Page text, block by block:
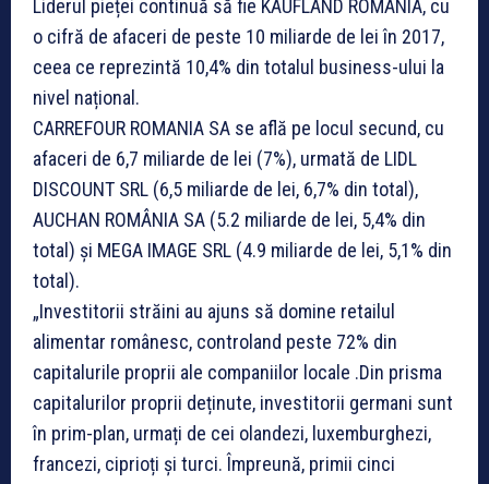
Liderul pieței continuă să fie KAUFLAND ROMANIA, cu
o cifră de afaceri de peste 10 miliarde de lei în 2017,
ceea ce reprezintă 10,4% din totalul business-ului la
nivel național.
CARREFOUR ROMANIA SA se află pe locul secund, cu
afaceri de 6,7 miliarde de lei (7%), urmată de LIDL
DISCOUNT SRL (6,5 miliarde de lei, 6,7% din total),
AUCHAN ROMÂNIA SA (5.2 miliarde de lei, 5,4% din
total) și MEGA IMAGE SRL (4.9 miliarde de lei, 5,1% din
total).
„Investitorii străini au ajuns să domine retailul
alimentar românesc, controland peste 72% din
capitalurile proprii ale companiilor locale .Din prisma
capitalurilor proprii deținute, investitorii germani sunt
în prim-plan, urmați de cei olandezi, luxemburghezi,
francezi, ciprioți și turci. Împreună, primii cinci